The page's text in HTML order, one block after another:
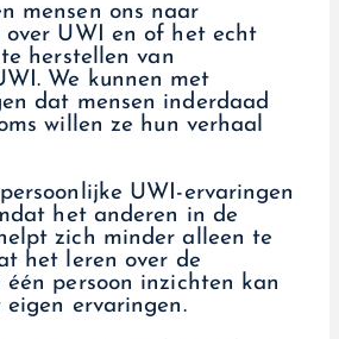
mensen ons naar
over UWI en of het echt
herstellen van
We kunnen met
dat mensen inderdaad
willen ze hun verhaal
UWI-ervaringen
het anderen in de
zich minder alleen te
het leren over de
persoon inzichten kan
eigen ervaringen.